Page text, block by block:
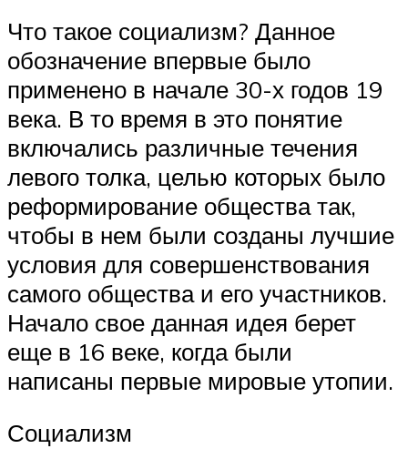
Что такое социализм? Данное
обозначение впервые было
применено в начале 30-х годов 19
века. В то время в это понятие
включались различные течения
левого толка, целью которых было
реформирование общества так,
чтобы в нем были созданы лучшие
условия для совершенствования
самого общества и его участников.
Начало свое данная идея берет
еще в 16 веке, когда были
написаны первые мировые утопии.
Социализм